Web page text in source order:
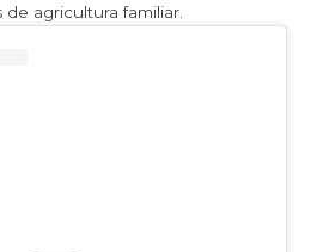
agricultura familiar.